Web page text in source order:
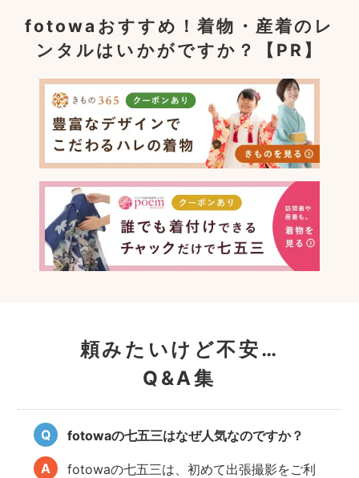
fotowaおすすめ！着物・産着のレ
ンタルはいかがですか？【PR】
頼みたいけど不安…
Q&A集
fotowaの七五三はなぜ人気なのですか？
fotowaの七五三は、初めて出張撮影をご利